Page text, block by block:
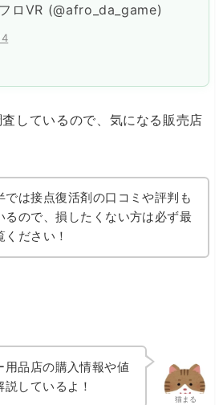
ロVR (@afro_da_game)
しているので、気になる販売店
では接点復活剤の口コミや評判も
るので、損したくない方は必ず最
ださい！
猫まる
品店の購入情報や値
しているよ！